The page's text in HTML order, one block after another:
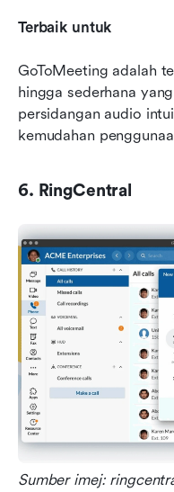
Terbaik untuk
GoToMeeting adalah
hingga sederhana
persidangan audio
kemudahan
6. RingCentral
Sumber imej: